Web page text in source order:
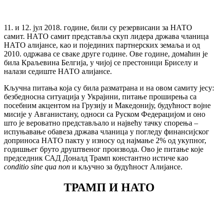
11. и 12. јул 2018. године, били су резервисани за НАТО
самит. НАТО самит представља скуп лидера држава чланица
НАТО алијансе, као и појединих партнерских земаља и од
2010. одржава се сваке друге године. Ове године, домаћин је
била Краљевина Белгија, у чијој се престоници Бриселу и
налази седиште НАТО алијансе.
Кључна питања која су била разматрана и на овом самиту јесу:
безбедносна ситуација у Украјини, питање проширења са
посебним акцентом на Грузију и Македонију, будућност војне
мисије у Авганистану, односи са Руском Федерацијом и оно
што је вероватно представљало и највећу тачку спорења –
испуњавање обавеза држава чланица у погледу финансијског
доприноса НАТО пакту у износу од најмање 2% од укупног,
годишњег бруто друштвеног производа. Ово је питање које
председник САД Доналд Трамп константно истиче као
conditio sine qua non и кључно за будућност Алијансе.
ТРАМП И НАТО